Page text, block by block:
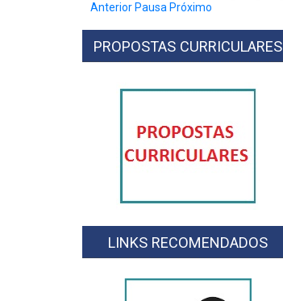
Anterior Pausa Próximo
PROPOSTAS CURRICULARES
LINKS RECOMENDADOS